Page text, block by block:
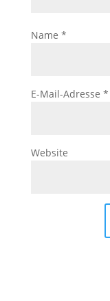
Name *
E-Mail-Adresse *
Website